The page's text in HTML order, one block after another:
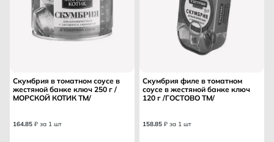
Скумбрия в томатном соусе в
жестяной банке ключ 250 г /
МОРСКОЙ КОТИК ТМ/
164.85 ₽ за 1 шт
Скумбрия филе в томатном
соусе в жестяной банке ключ
120 г /ГОСТОВО ТМ/
158.85 ₽ за 1 шт